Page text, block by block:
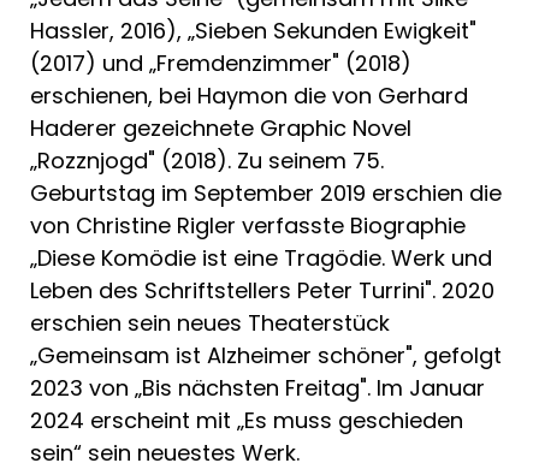
Hassler, 2016), „Sieben Sekunden Ewigkeit"
(2017) und „Fremdenzimmer" (2018)
erschienen, bei Haymon die von Gerhard
Haderer gezeichnete Graphic Novel
„Rozznjogd" (2018). Zu seinem 75.
Geburtstag im September 2019 erschien die
von Christine Rigler verfasste Biographie
„Diese Komödie ist eine Tragödie. Werk und
Leben des Schriftstellers Peter Turrini". 2020
erschien sein neues Theaterstück
„Gemeinsam ist Alzheimer schöner", gefolgt
2023 von „Bis nächsten Freitag". Im Januar
2024 erscheint mit „Es muss geschieden
sein“ sein neuestes Werk.